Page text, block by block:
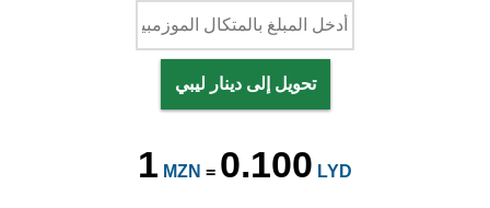
تحويل إلى دينار ليبي
1 MZN = 0.100 LYD